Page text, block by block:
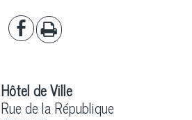
Hôtel de Ville
Rue de la République